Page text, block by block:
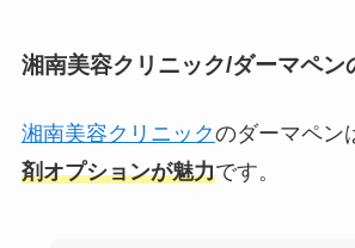
湘南美容クリニック/ダーマペン
湘南美容クリニックのダーマペン
剤オプションが魅力です。